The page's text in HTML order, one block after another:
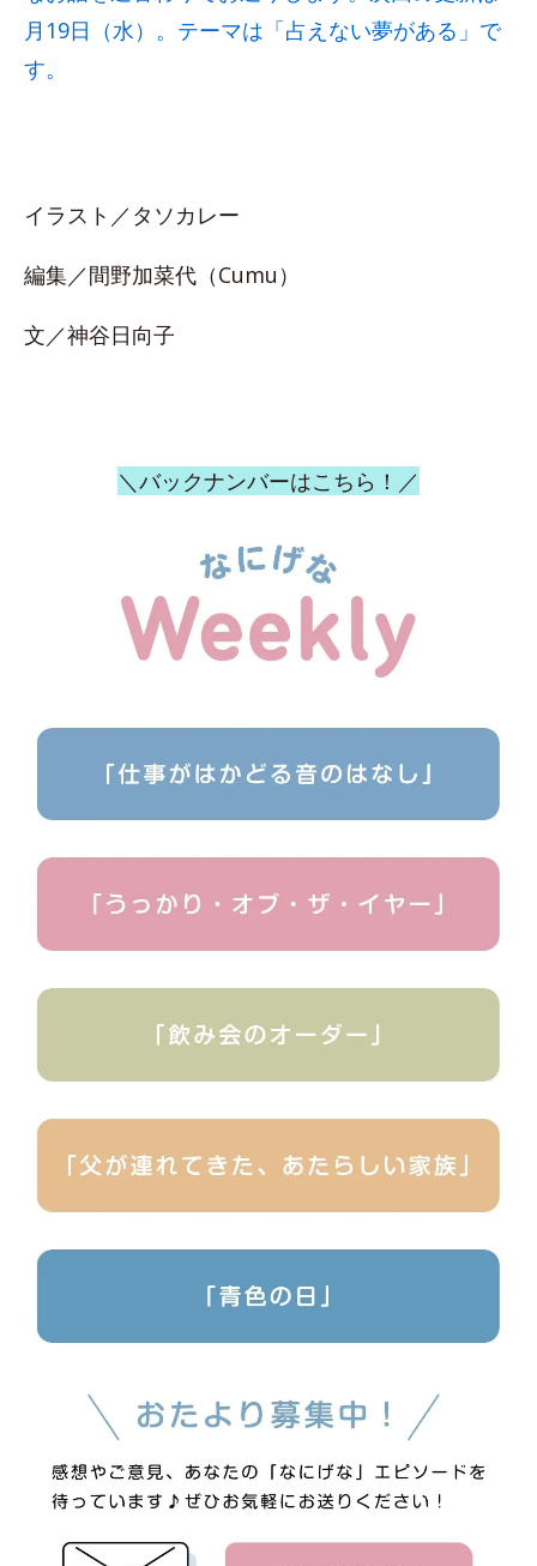
月19日（水）。テーマは「占えない夢がある」で
す。
イラスト／タソカレー
編集／間野加菜代（Cumu）
文／神谷日向子
＼バックナンバーはこちら！／